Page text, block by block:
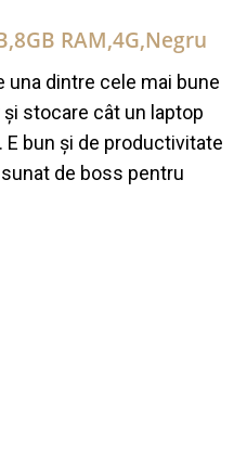
RAM,4G,Negru
una dintre cele mai bune
stocare cât un laptop
bun și de productivitate
de boss pentru